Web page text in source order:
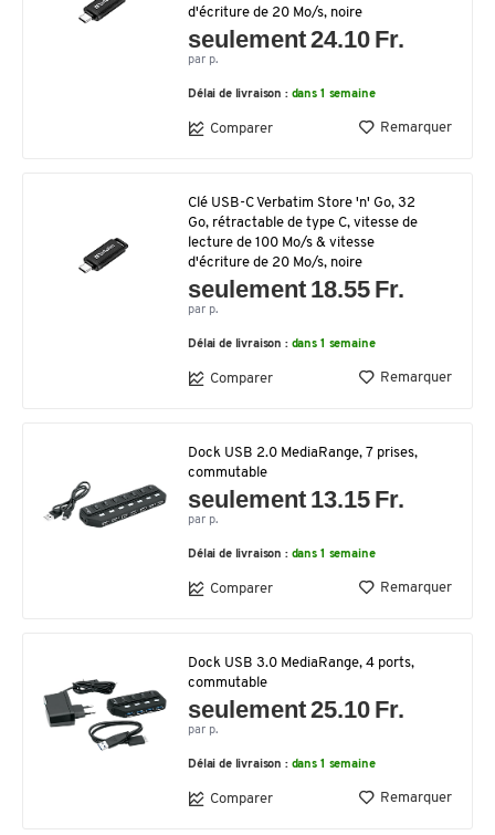
d'écriture de 20 Mo/s, noire
seulement 24.10 Fr.
par p.
Délai de livraison : dans 1 semaine
Comparer Remarquer
Clé USB-C Verbatim Store 'n' Go, 32
Go, rétractable de type C, vitesse de
lecture de 100 Mo/s & vitesse
d'écriture de 20 Mo/s, noire
seulement 18.55 Fr.
par p.
Délai de livraison : dans 1 semaine
Comparer Remarquer
Dock USB 2.0 MediaRange, 7 prises,
commutable
seulement 13.15 Fr.
par p.
Délai de livraison : dans 1 semaine
Comparer Remarquer
Dock USB 3.0 MediaRange, 4 ports,
commutable
seulement 25.10 Fr.
par p.
Délai de livraison : dans 1 semaine
Comparer Remarquer